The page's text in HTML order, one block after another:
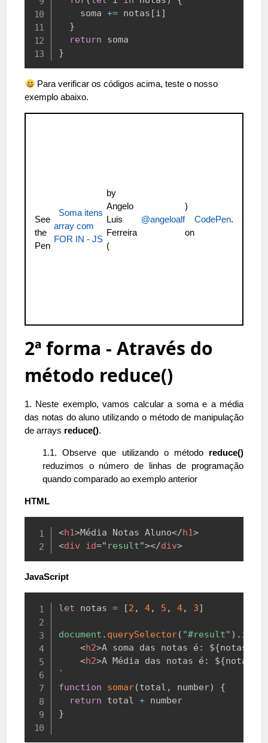
    soma
+= notas [i]
}
return
}
Para verificar os códigos acima, teste o nosso
exemplo abaixo.
See
the
Pen
Soma itens
array com
FOR IN - JS
by
Angelo
Luis
Ferreira
(
@angeloalf
)
on
CodePen.
2ª forma - Através do
método reduce()
1. Neste exemplo, vamos calcular a soma e a média
das notas do aluno utilizando o método de manipulação
de arrays reduce().
1.1. Observe que utilizando o método reduce()
reduzimos o número de linhas de programação
quando comparado ao exemplo anterior
HTML
<h1>Média Notas Aluno</h1>
<div id=" result"></div>
JavaScript
let notas = [2 , 4, 5 , 4, 3]
document . querySelector( "#result" ) .
<h2>A soma das notas é: ${notas
<h2>A Média das notas é: ${notas
`
function
somar(total , number)
{
return total +
}